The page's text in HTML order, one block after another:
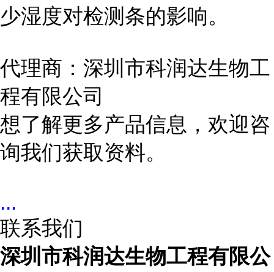
少湿度对检测条的影响。
代理商：深圳市科润达生物工
程有限公司
想了解更多产品信息，欢迎咨
询我们获取资料。
...
联系我们
深圳市科润达生物工程有限公